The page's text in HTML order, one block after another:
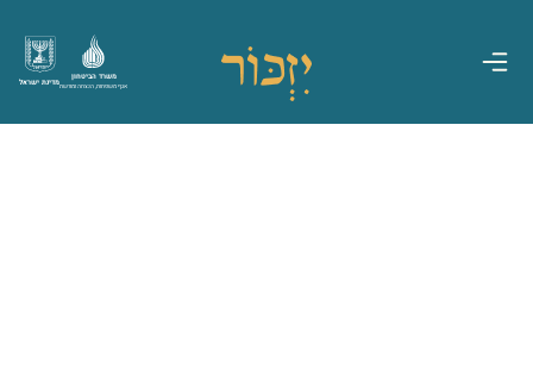
מדינת ישראל
משרד הביטחון
אגף משפחות, הנצחה ומורשת